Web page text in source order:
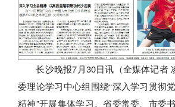
长沙晚报7月30日讯（全媒体记者
委理论学习中心组围绕“深入学习贯彻
精神”开展集体学习。省委常委、市委